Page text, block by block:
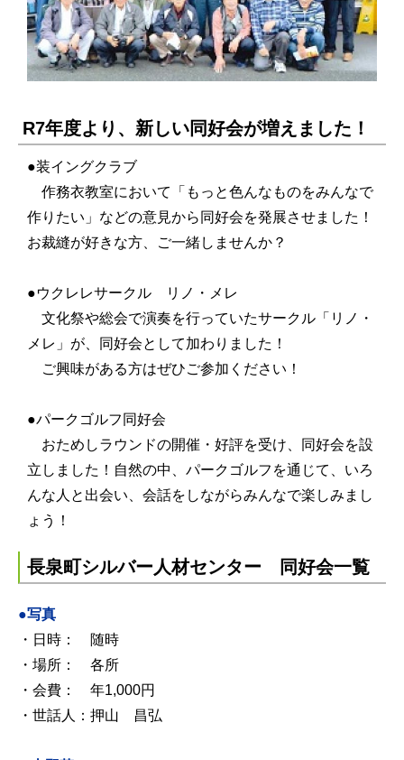
R7年度より、新しい同好会が増えました！
●装イングクラブ
作務衣教室において「もっと色んなものをみんなで
作りたい」などの意見から同好会を発展させました！
お裁縫が好きな方、ご一緒しませんか？
●ウクレレサークル リノ・メレ
文化祭や総会で演奏を行っていたサークル「リノ・
メレ」が、同好会として加わりました！
ご興味がある方はぜひご参加ください！
●パークゴルフ同好会
おためしラウンドの開催・好評を受け、同好会を設
立しました！自然の中、パークゴルフを通じて、いろ
んな人と出会い、会話をしながらみんなで楽しみまし
ょう！
長泉町シルバー人材センター 同好会一覧
●写真
・日時： 随時
・場所： 各所
・会費： 年1,000円
・世話人：押山 昌弘